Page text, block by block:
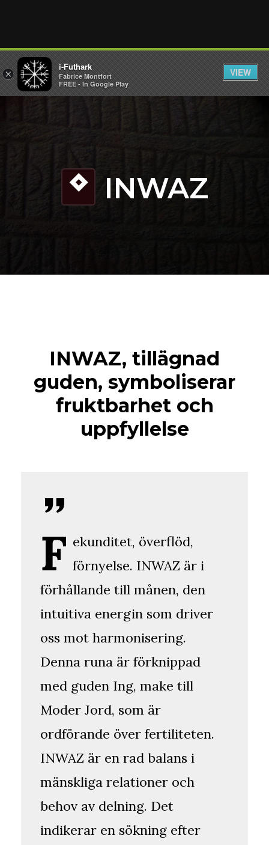
N INWAZ
INWAZ, tillägnad
guden, symboliserar
fruktbarhet och
uppfyllelse
F ekunditet, överflöd,
förnyelse. INWAZ är i
förhållande till månen, den
intuitiva energin som driver
oss mot harmonisering.
Denna runa är förknippad
med guden Ing, make till
Moder Jord, som är
ordförande över fertiliteten.
INWAZ är en rad balans i
mänskliga relationer och
behov av delning. Det
indikerar en sökning efter
×
i-Futhark
Fabrice Montfort
FREE - In Google Play
VIEW